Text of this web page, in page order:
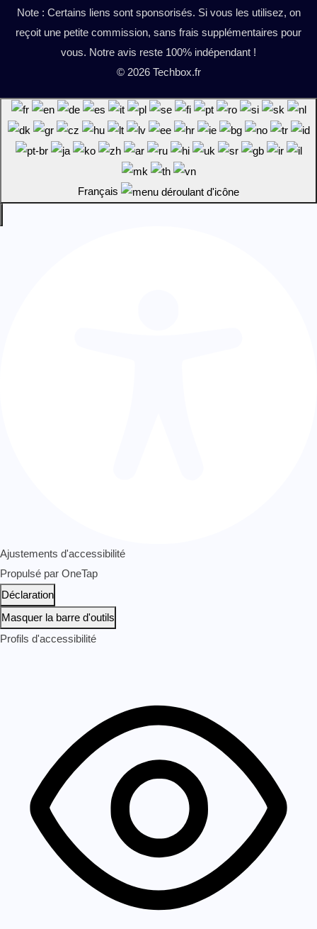
Note : Certains liens sont sponsorisés. Si vous les utilisez, on
reçoit une petite commission, sans frais supplémentaires pour
vous. Notre avis reste 100% indépendant !
© 2026 Techbox.fr
Français
Ajustements d'accessibilité
Propulsé par OneTap
Déclaration
Masquer la barre d'outils
Profils d'accessibilité